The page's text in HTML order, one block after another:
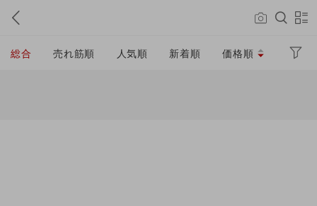
総合 売れ筋順 人気順 新着順 価格順